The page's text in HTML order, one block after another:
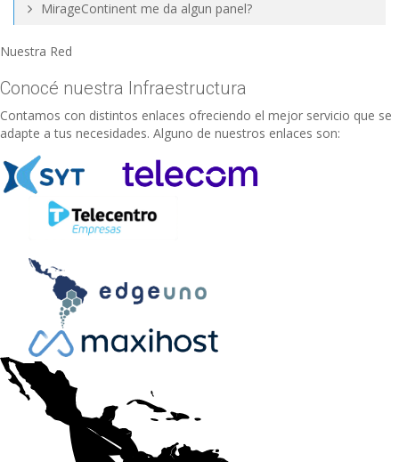
MirageContinent me da algun panel?
Nuestra Red
Conocé nuestra Infraestructura
Contamos con distintos enlaces ofreciendo el mejor servicio que se
adapte a tus necesidades. Alguno de nuestros enlaces son: